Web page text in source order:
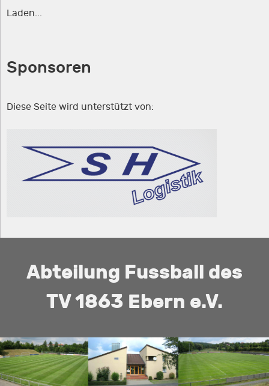
Laden...
Sponsoren
Diese Seite wird unterstützt von:
Abteilung Fussball des
TV 1863 Ebern e.V.